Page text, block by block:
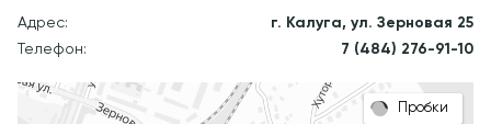
Адрес:
г. Калуга, ул. Зерновая 25
Телефон:
7 (484) 276-91-10
Пробки